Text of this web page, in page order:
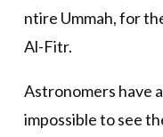
ntire Ummah, for
Al-Fitr.
Astronomers have
impossible to see